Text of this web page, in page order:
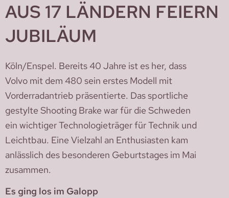
AUS 17 LÄNDERN FEIERN
JUBILÄUM
Köln/Enspel. Bereits 40 Jahre ist es her, dass
Volvo mit dem 480 sein erstes Modell mit
Vorderradantrieb präsentierte. Das sportliche
gestylte Shooting Brake war für die Schweden
ein wichtiger Technologieträger für Technik und
Leichtbau. Eine Vielzahl an Enthusiasten kam
anlässlich des besonderen Geburtstages im Mai
zusammen.
Es ging los im Galopp